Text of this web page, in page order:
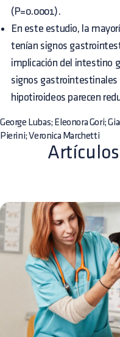
(P=0.0001).
En este estudio, la
tenían signos
implicación del intestino
signos gastrointestinales
hipotiroideos parecen
George Lubas; Eleonora Gori;
Pierini; Veronica Marchetti